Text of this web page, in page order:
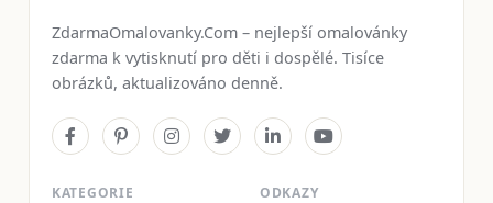
ZdarmaOmalovanky.Com – nejlepší omalovánky
zdarma k vytisknutí pro děti i dospělé. Tisíce
obrázků, aktualizováno denně.
KATEGORIE ODKAZY